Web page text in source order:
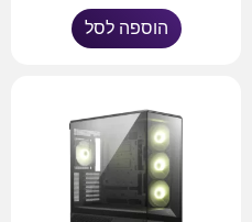
הוספה לסל